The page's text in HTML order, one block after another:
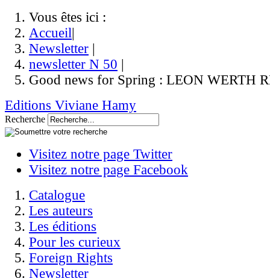
Vous êtes ici :
Accueil|
Newsletter |
newsletter N 50 |
Good news for Spring : LEON WERTH
Editions Viviane Hamy
Recherche
Visitez notre page Twitter
Visitez notre page Facebook
Catalogue
Les auteurs
Les éditions
Pour les curieux
Foreign Rights
Newsletter